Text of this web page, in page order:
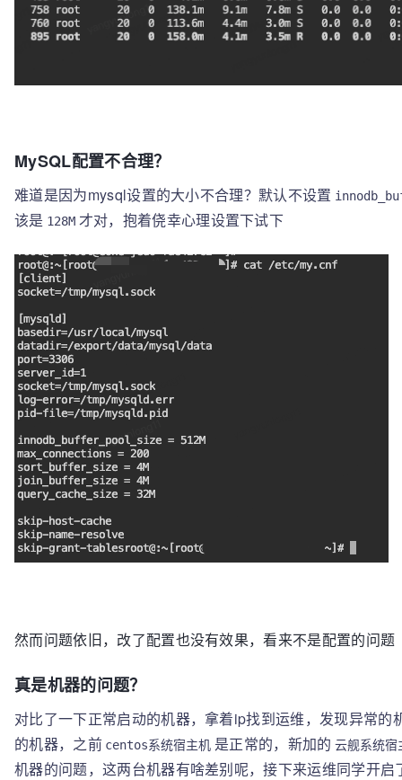
MySQL配置不合理？
难道是因为mysql设置的大小不合理？默认不设置
该是 128M 才对，抱着侥幸心理设置下试下
然而问题依旧，改了配置也没有效果，看来不是配置的问题
真是机器的问题？
对比了一下正常启动的机器，拿着ip找到运维，发现异常的
的机器，之前 centos系统宿主机 是正常的，新加的 云舰系统宿
机器的问题，这两台机器有啥差别呢，接下来运维同学开启